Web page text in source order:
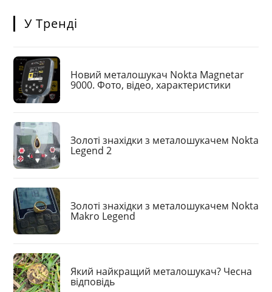
У Тренді
Новий металошукач Nokta Magnetar
9000. Фото, відео, характеристики
Золоті знахідки з металошукачем Nokta
Legend 2
Золоті знахідки з металошукачем Nokta
Makro Legend
Який найкращий металошукач? Чесна
відповідь